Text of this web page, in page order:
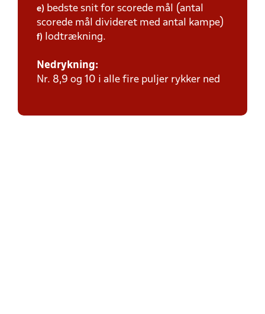
e) bedste snit for scorede mål (antal
scorede mål divideret med antal kampe)
f) lodtrækning.
Nedrykning:
Nr. 8,9 og 10 i alle fire puljer rykker ned